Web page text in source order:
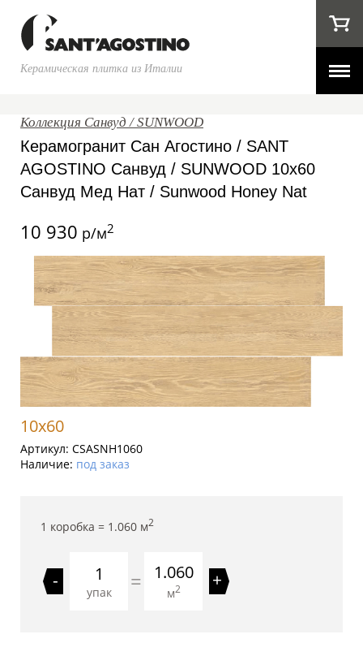
Керамическая плитка из Италии
Коллекция Санвуд / SUNWOOD
Керамогранит Сан Агостино / SANT
AGOSTINO Санвуд / SUNWOOD 10x60
Санвуд Мед Нат / Sunwood Honey Nat
10 930 р/м2
10x60
Артикул: CSASNH1060
Наличие: под заказ
1 коробка = 1.060 м2
-
упак = 1.060
м2 +